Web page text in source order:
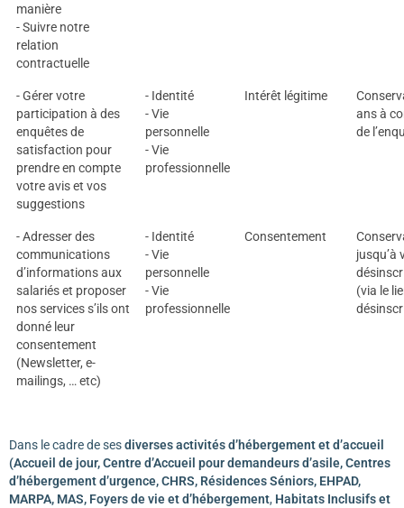
manière
- Suivre notre
relation
contractuelle
- Gérer votre
participation à des
enquêtes de
satisfaction pour
prendre en compte
votre avis et vos
suggestions
- Identité
- Vie
personnelle
- Vie
professionnelle
Intérêt légitime
ans à
de
- Adresser des
communications
d’informations aux
salariés et proposer
nos services s’ils ont
donné leur
consentement
(Newsletter, e-
mailings, … etc)
- Identité
- Vie
personnelle
- Vie
professionnelle
Consentement
jusqu’à
(via le
Dans le cadre de sesdiversesactivités d’hébergement et d’accueil
(Accueil de jour, Centre d’Accueil pour demandeurs d’asile, Centres
d’hébergement d’urgence, CHRS, Résidences Séniors, EHPAD,
MARPA, MAS, Foyers de vie et d’hébergement, Habitats Inclusifs et